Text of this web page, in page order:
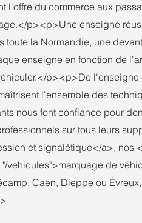
l'offre du commerce aux
p><p>Une enseigne
la Normandie, une
enseigne en fonction de
p><p>De
l'ensemble des
nous font confiance pour
sur tous leurs
et signalétique</a>,
vehicules">marquage de
Caen, Dieppe ou